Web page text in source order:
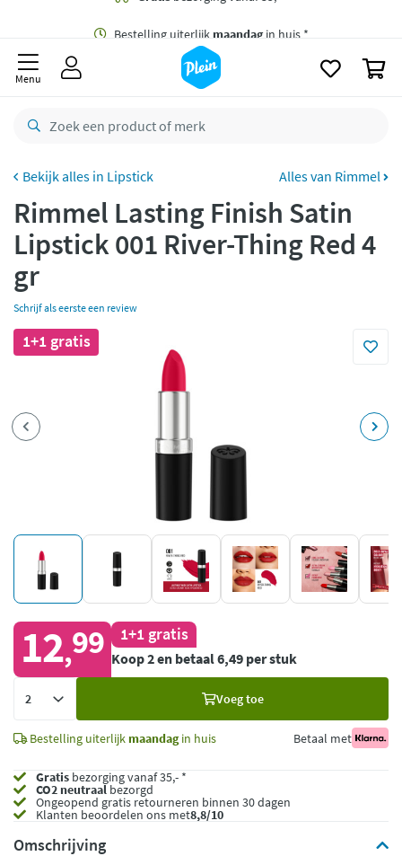
Bestelling uiterlijkmaandag
retourneren
Betaal met Klarna
Menu
Lipstick Alles van Rimmel
Rimmel Lasting Finish Satin
Lipstick 001 River-Thing Red 4
gr
Schrijf als eerste een review
1+1 gratis
12,99 1+1 gratis
Koop 2 en betaal 6,49 per stuk
Voeg toe
Bestelling uiterlijk maandagin huis Betaal met
Gratis bezorging vanaf 35,- *
CO2 neutraalbezorgd
Ongeopend gratis retourneren binnen 30 dagen
Klanten beoordelen ons met8,8/10
Omschrijving